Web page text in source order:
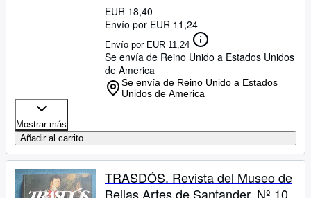
EUR 18,40
Envío por EUR 11,24
Envío por EUR 11,24
Se envía de Reino Unido a Estados Unidos
de America
Se envía de Reino Unido a Estados
Unidos de America
Mostrar más
Añadir al carrito
TRASDÓS. Revista del Museo de
Bellas Artes de Santander. Nº 10.